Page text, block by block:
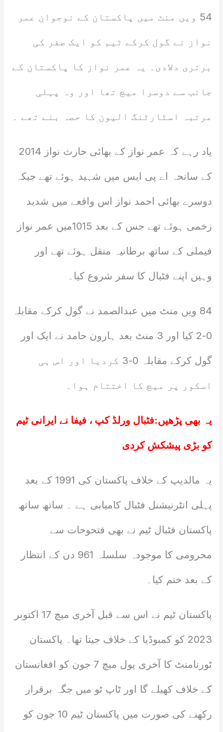
54 ویں منٹ میں پاکستان کے نوجوان عمر
نواز نے گول کرکے ٹیم کو ایک صفر کی
برتری دلادی۔ یہ عمر نواز کا پاکستان کے
جانب سے دوسرا میچ تھا اور وہ پہلی
مرتبہ اسٹارٹنگ الیون کا حصہ بنے تھے ۔
یاد رہے کہ عمر نواز کے بھائی حارث نواز 2014
کے سانحہ اے پی ایس میں شہید ہوئے تھے جبکہ
دوسرے بھائی احمد نواز اس واقعے میں شدید
زخمی ہوئے تھے جس کے بعد 1015میں عمر نواز
فیملی کے ساتھ برطانیہ منقل ہوئے تھے اور
وہیں اپنے فٹبال کا سفر شروع کیا۔
84 ویں منٹ میں عبدالصمد نے گول کرکے مقابلہ
0-2 کیا اور 3 منٹ بعد ہارون حامد نے ایک اور
گول کرکے مقابلہ 0-3 کردیا اور اس ہی
اسکور پر میچ کا اختتام ہوا۔
یہ بھی پڑھیں:فٹبال ورلڈ کپ ، فیفا نے ایرانی ٹیم
کو بڑی پیشکش کردی
یہ مالدیپ کے خلاف پاکستان کی 1991 کے بعد
پہلی انٹرنیشنل فٹبال کامیابی ہے ۔ ساتھ ساتھ
پاکستان فٹبال ٹیم نے بھی فتحوحات سے
محرومی کا موجودہ سلسلہ 961 دن کے انتظار
کے بعد ختم کیا۔
پاکستان ٹیم نے اس سے قبل آخری میچ 17 اکتوبر
2023 کو کمبوڈیا کے خلاف جیتا تھا۔ پاکستان
ٹورنامنٹ کا آخری پول میچ 7 جون کو افغانستان
کے خلاف کھیلے گا اور ٹاپ ٹو میں جگہ برقرار
رکھنے کی صورت میں پاکستان ٹیم 10 جون کو